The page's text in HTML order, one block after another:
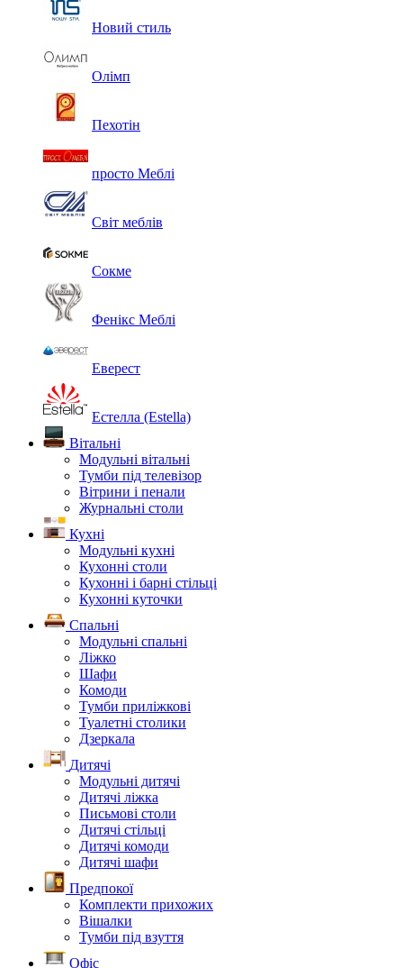
Новий стиль
Олімп
Пехотін
просто Меблі
Світ меблів
Сокме
Фенікс Меблі
Еверест
Естелла (Estella)
Вітальні
Модульні вітальні
Тумби під телевізор
Вітрини і пенали
Журнальні столи
Кухні
Модульні кухні
Кухонні столи
Кухонні і барні стільці
Кухонні куточки
Спальні
Модульні спальні
Ліжко
Шафи
Комоди
Тумби приліжкові
Туалетні столики
Дзеркала
Дитячі
Модульні дитячі
Дитячі ліжка
Письмові столи
Дитячі стільці
Дитячі комоди
Дитячі шафи
Предпокої
Комплекти прихожих
Вішалки
Тумби під взуття
Офіс